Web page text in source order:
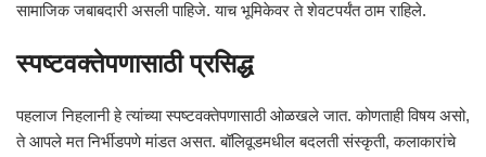
सामाजिक जबाबदारी असली पाहिजे. याच भूमिकेवर ते शेवटपर्यंत ठाम राहिले.
स्पष्टवक्तेपणासाठी प्रसिद्ध
पहलाज निहलानी हे त्यांच्या स्पष्टवक्तेपणासाठी ओळखले जात. कोणताही विषय असो,
ते आपले मत निर्भीडपणे मांडत असत. बॉलिवूडमधील बदलती संस्कृती, कलाकारांचे